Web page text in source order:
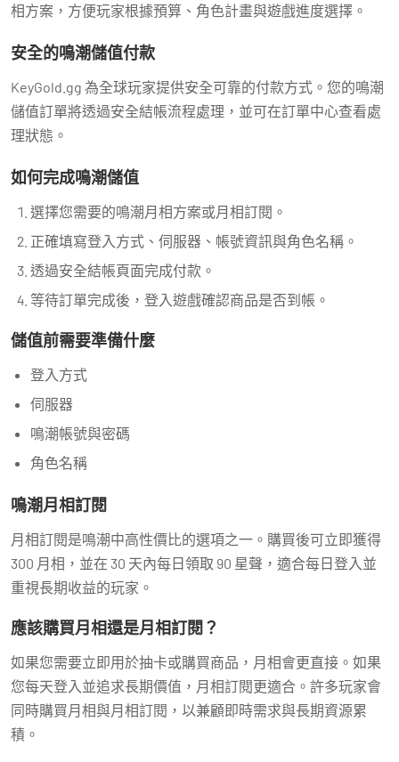
相方案，方便玩家根據預算、角色計畫與遊戲進度選擇。
安全的鳴潮儲值付款
KeyGold.gg 為全球玩家提供安全可靠的付款方式。您的鳴潮
儲值訂單將透過安全結帳流程處理，並可在訂單中心查看處
理狀態。
如何完成鳴潮儲值
選擇您需要的鳴潮月相方案或月相訂閱。
正確填寫登入方式、伺服器、帳號資訊與角色名稱。
透過安全結帳頁面完成付款。
等待訂單完成後，登入遊戲確認商品是否到帳。
儲值前需要準備什麼
登入方式
伺服器
鳴潮帳號與密碼
角色名稱
鳴潮月相訂閱
月相訂閱是鳴潮中高性價比的選項之一。購買後可立即獲得
300 月相，並在 30 天內每日領取 90 星聲，適合每日登入並
重視長期收益的玩家。
應該購買月相還是月相訂閱？
如果您需要立即用於抽卡或購買商品，月相會更直接。如果
您每天登入並追求長期價值，月相訂閱更適合。許多玩家會
同時購買月相與月相訂閱，以兼顧即時需求與長期資源累
積。